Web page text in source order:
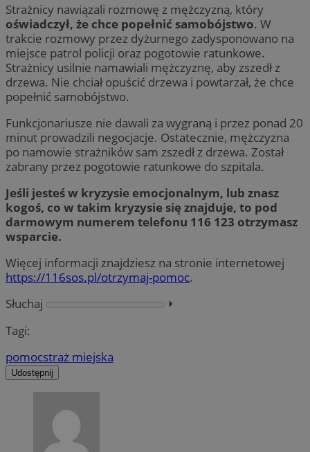
Strażnicy nawiązali rozmowę z mężczyzną, który
oświadczył, że chce popełnić samobójstwo. W
trakcie rozmowy przez dyżurnego zadysponowano na
miejsce patrol policji oraz pogotowie ratunkowe.
Strażnicy usilnie namawiali mężczyznę, aby zszedł z
drzewa. Nie chciał opuścić drzewa i powtarzał, że chce
popełnić samobójstwo.
Funkcjonariusze nie dawali za wygraną i przez ponad 20
minut prowadzili negocjacje. Ostatecznie, mężczyzna
po namowie strażników sam zszedł z drzewa. Został
zabrany przez pogotowie ratunkowe do szpitala.
Jeśli jesteś w kryzysie emocjonalnym, lub znasz
kogoś, co w takim kryzysie się znajduje, to pod
darmowym numerem telefonu 116 123 otrzymasz
wsparcie.
Więcej informacji znajdziesz na stronie internetowej
https://116sos.pl/otrzymaj-pomoc.
Słuchaj
⏵︎
Tagi:
pomocstraż miejska
Udostępnij